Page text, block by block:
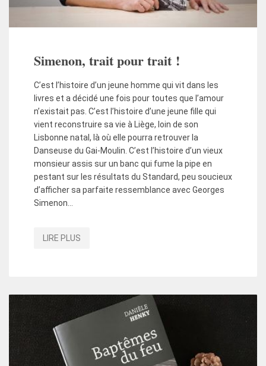
Simenon, trait pour trait !
C’est l’histoire d’un jeune homme qui vit dans les
livres et a décidé une fois pour toutes que l’amour
n’existait pas. C’est l’histoire d’une jeune fille qui
vient reconstruire sa vie à Liège, loin de son
Lisbonne natal, là où elle pourra retrouver la
Danseuse du Gai-Moulin. C’est l’histoire d’un vieux
monsieur assis sur un banc qui fume la pipe en
pestant sur les résultats du Standard, peu soucieux
d’afficher sa parfaite ressemblance avec Georges
Simenon…
LIRE PLUS